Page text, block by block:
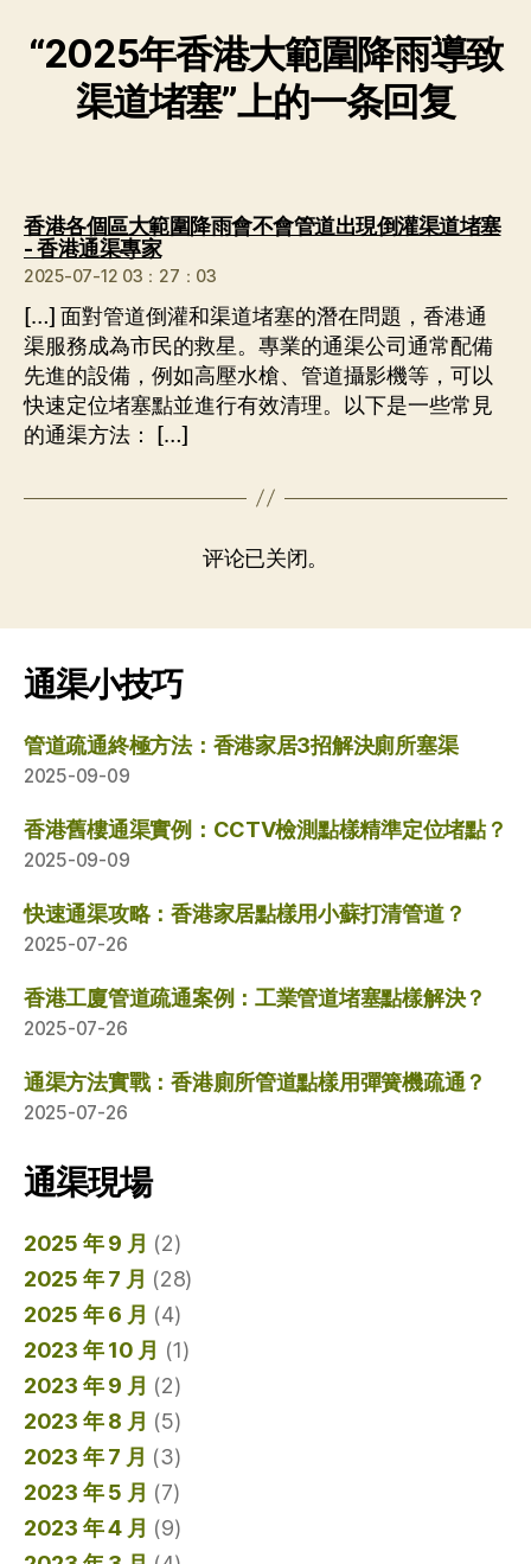
“2025年香港大範圍降雨導致
渠道堵塞”上的一条回复
香港各個區大範圍降雨會不會管道出現倒灌渠道堵塞
- 香港通渠專家说：
2025-07-12 03：27：03
[…] 面對管道倒灌和渠道堵塞的潛在問題，香港通
渠服務成為市民的救星。專業的通渠公司通常配備
先進的設備，例如高壓水槍、管道攝影機等，可以
快速定位堵塞點並進行有效清理。以下是一些常見
的通渠方法： […]
评论已关闭。
通渠小技巧
管道疏通終極方法：香港家居3招解決廁所塞渠
2025-09-09
香港舊樓通渠實例：CCTV檢測點樣精準定位堵點？
2025-09-09
快速通渠攻略：香港家居點樣用小蘇打清管道？
2025-07-26
香港工廈管道疏通案例：工業管道堵塞點樣解決？
2025-07-26
通渠方法實戰：香港廁所管道點樣用彈簧機疏通？
2025-07-26
通渠現場
2025 年 9 月 (2)
2025 年 7 月 (28)
2025 年 6 月 (4)
2023 年 10 月 (1)
2023 年 9 月 (2)
2023 年 8 月 (5)
2023 年 7 月 (3)
2023 年 5 月 (7)
2023 年 4 月 (9)